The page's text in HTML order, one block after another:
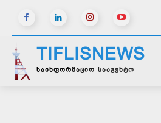
TIFLISNEWS
საინფორმაციო სააგენტო